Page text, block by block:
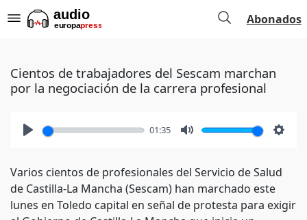
Abonados
Cientos de trabajadores del Sescam marchan
por la negociación de la carrera profesional
01:35
Varios cientos de profesionales del Servicio de Salud
de Castilla-La Mancha (Sescam) han marchado este
lunes en Toledo capital en señal de protesta para exigir